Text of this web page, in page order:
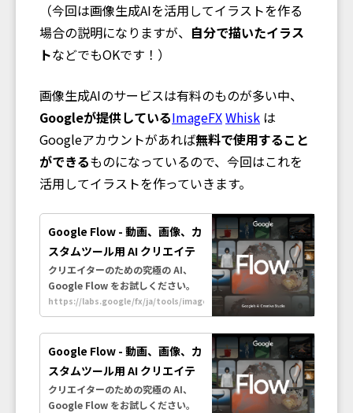
（今回は画像生成AIを活用してイラストを作る
場合の説明になりますが、 自分で描いたイラス
トなどでもOKです！）
画像生成AIのサービスは有料のものが多い中、
Googleが提供しているImageFXWhisk は
Googleアカウントがあれば無料で使用すること
ができるものになっているので、今回はこれを
活用してイラストを作っていきます。
Google Flow - 動画、画像、カ
スタムツール用 AI クリエイテ
ィブ スタジオ
クリエイターのための究極の AI、
Google Flow をお試しください。
Google の高度な生成モデルを使用
して、映画のような動画や画像、ツ
ールを作成し、アイデアを形にしま
しょう。
https://labs.google/fx/ja/tools/image-
fx
Google Flow - 動画、画像、カ
スタムツール用 AI クリエイテ
ィブ スタジオ
クリエイターのための究極の AI、
Google Flow をお試しください。